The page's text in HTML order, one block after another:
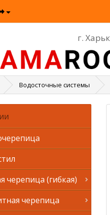
г.
Водосточные системы
черепица (гибкая)
черепица